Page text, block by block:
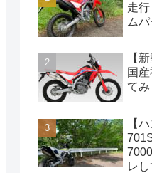
走
ム
【
国
てみ
【
レ